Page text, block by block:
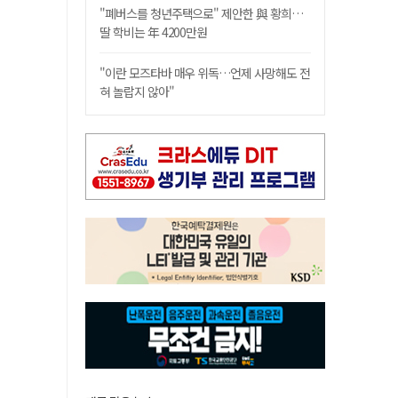
"폐버스를 청년주택으로" 제안한 與 황희…
딸 학비는 年 4200만원
"이란 모즈타바 매우 위독…언제 사망해도 전
혀 놀랍지 않아"